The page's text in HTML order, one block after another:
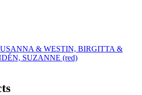
& WESTIN, BIRGITTA &
SUZANNE (red)